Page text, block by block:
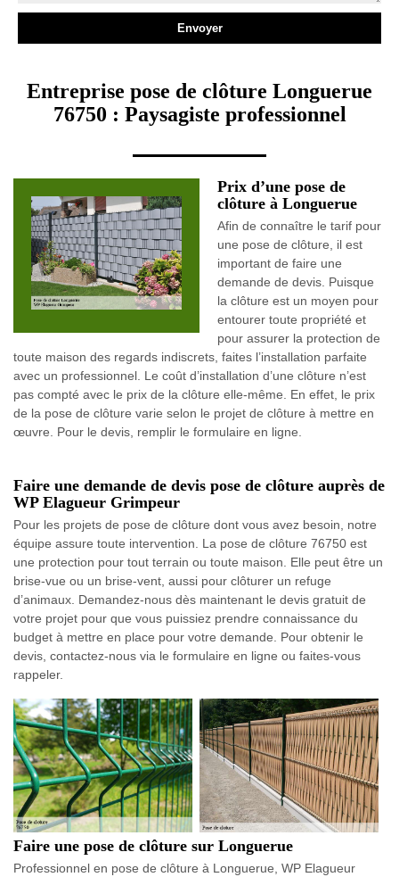
Entreprise pose de clôture Longuerue
76750 : Paysagiste professionnel
Prix d’une pose de
clôture à Longuerue
Afin de connaître le tarif pour
une pose de clôture, il est
important de faire une
demande de devis. Puisque
la clôture est un moyen pour
entourer toute propriété et
pour assurer la protection de
toute maison des regards indiscrets, faites l’installation parfaite
avec un professionnel. Le coût d’installation d’une clôture n’est
pas compté avec le prix de la clôture elle-même. En effet, le prix
de la pose de clôture varie selon le projet de clôture à mettre en
œuvre. Pour le devis, remplir le formulaire en ligne.
Faire une demande de devis pose de clôture auprès de
WP Elagueur Grimpeur
Pour les projets de pose de clôture dont vous avez besoin, notre
équipe assure toute intervention. La pose de clôture 76750 est
une protection pour tout terrain ou toute maison. Elle peut être un
brise-vue ou un brise-vent, aussi pour clôturer un refuge
d’animaux. Demandez-nous dès maintenant le devis gratuit de
votre projet pour que vous puissiez prendre connaissance du
budget à mettre en place pour votre demande. Pour obtenir le
devis, contactez-nous via le formulaire en ligne ou faites-vous
rappeler.
Faire une pose de clôture sur Longuerue
Professionnel en pose de clôture à Longuerue, WP Elagueur